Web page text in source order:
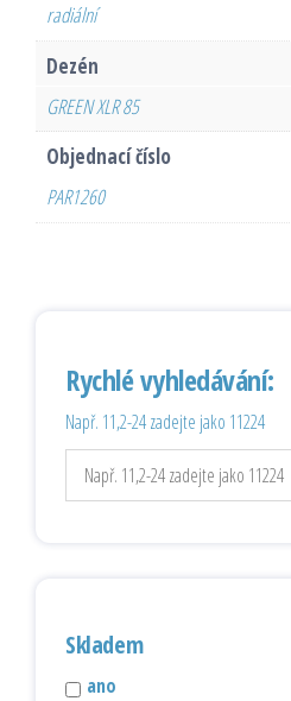
radiální
Dezén
GREEN XLR 85
Objednací číslo
PAR1260
Rychlé vyhledávání:
Např. 11,2-24 zadejte jako 11224
Skladem
ano